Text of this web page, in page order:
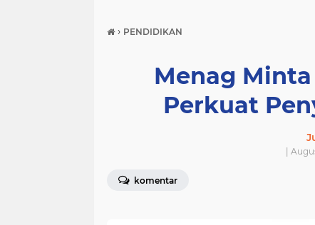
› PENDIDIKAN
Menag
Perkuat
|
komentar